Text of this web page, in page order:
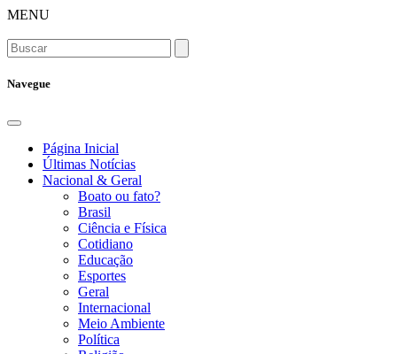
MENU
Navegue
Página Inicial
Últimas Notícias
Nacional & Geral
Boato ou fato?
Brasil
Ciência e Física
Cotidiano
Educação
Esportes
Geral
Internacional
Meio Ambiente
Política